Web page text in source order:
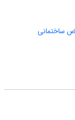
ساختمانی